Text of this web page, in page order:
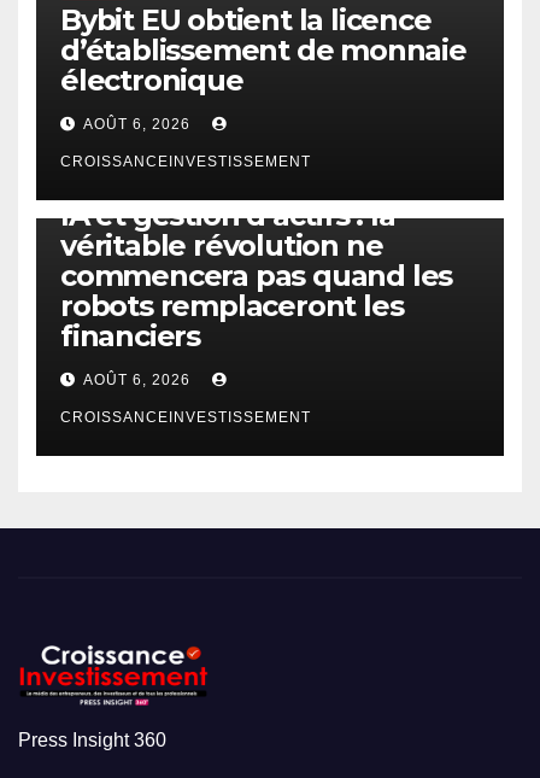
Bybit EU obtient la licence
d’établissement de monnaie
électronique
AOÛT 6, 2026
CROISSANCEINVESTISSEMENT
IA et gestion d’actifs : la
véritable révolution ne
commencera pas quand les
robots remplaceront les
financiers
AOÛT 6, 2026
CROISSANCEINVESTISSEMENT
Press Insight 360